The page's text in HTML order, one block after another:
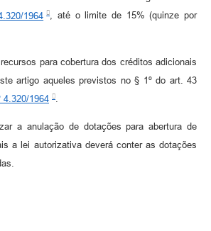
1964
, até o limite de 15% (quinze por
para cobertura dos créditos adicionais
artigo aqueles previstos no § 1º do art. 43
4.320/1964
a anulação de dotações para abertura de
a lei autorizativa deverá conter as dotações